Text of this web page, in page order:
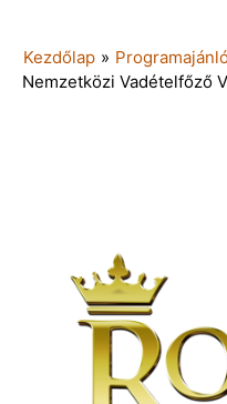
Kezdőlap »
Nemzetközi Vadételfőző